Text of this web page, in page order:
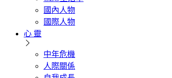
國內人物
國際人物
心 靈
中年危機
人際關係